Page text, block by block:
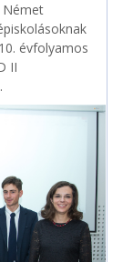
Német
évfolyamos
II